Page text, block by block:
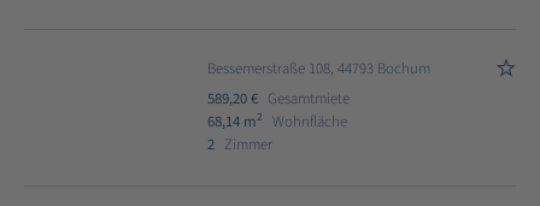
Bessemerstraße 108, 44793 Bochum
589,20 € Gesamtmiete
68,14 m2
Wohnfläche
2 Zimmer